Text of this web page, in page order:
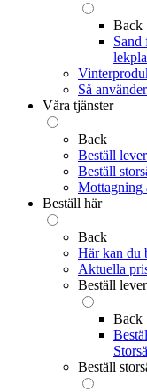
Back
Sand
Så
Våra tjänster
Back
Beställ
Beställ
Mottagning
Beställ här
Back
Här kan du
Aktuella
Beställ
Back
Beställ